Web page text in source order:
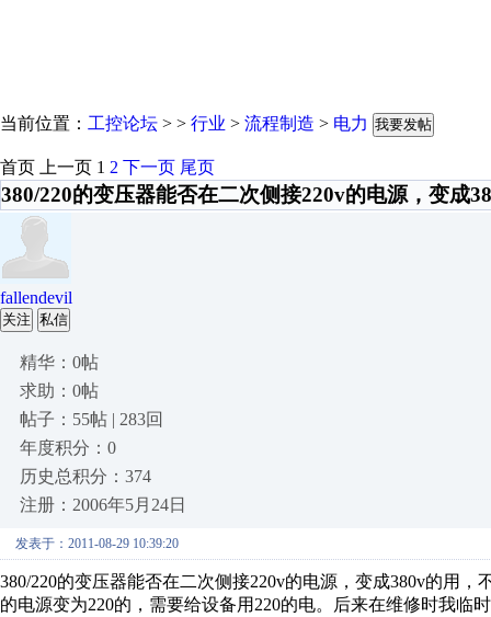
当前位置： 工控论坛 > > 行业 > 流程制造 > 电力 我要发帖
首页 上一页 1 2 下一页 尾页
380/220的变压器能否在二次侧接220v的电源，变成
fallendevil
关注 私信
精华：0帖
求助：0帖
帖子：55帖 | 283回
年度积分：0
历史总积分：374
注册：2006年5月24日
发表于：2011-08-29 10:39:20
380/220的变压器能否在二次侧接220v的电源，变成380v的用
的电源变为220的，需要给设备用220的电。后来在维修时我临